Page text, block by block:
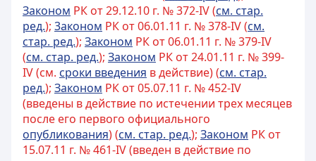
Законом РК от 29.12.10 г. № 372-IV (см. стар.
ред.); 3аконом РК от 06.01.11 г. № 378-IV (см.
стар. ред.); Законом РК от 06.01.11 г. № 379-IV
(см. стар. ред.); Законом РК от 24.01.11 г. № 399-
IV (см. сроки введения в действие) (см. стар.
ред.); Законом РК от 05.07.11 г. № 452-IV
(введены в действие по истечении трех месяцев
после его первого официального
опубликования) (см. стар. ред.); Законом РК от
15.07.11 г. № 461-IV (введен в действие по